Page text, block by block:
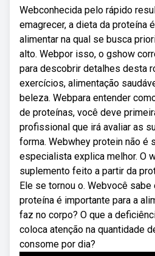
Webconhecida pelo rápido
emagrecer, a dieta da proteína
alimentar na qual se busca
alto. Webpor isso, o gshow
para descobrir detalhes desta
exercícios, alimentação
beleza. Webpara entender
de proteínas, você deve
profissional que irá avaliar as
forma. Webwhey protein não é
especialista explica melhor. O
suplemento feito a partir da
Ele se tornou o. Webvocê
proteína é importante para a
faz no corpo? O que a
coloca atenção na quantidade
consome por dia?